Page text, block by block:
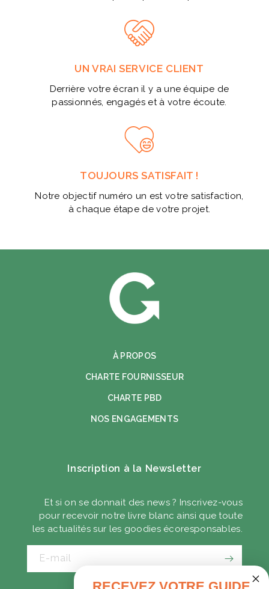
UN VRAI SERVICE CLIENT
Derrière votre écran il y a une équipe de
passionnés, engagés et à votre écoute.
TOUJOURS SATISFAIT !
Notre objectif numéro un est votre satisfaction,
à chaque étape de votre projet.
À PROPOS
CHARTE FOURNISSEUR
CHARTE PBD
NOS ENGAGEMENTS
Inscription à la Newsletter
Et si on se donnait des news ? Inscrivez-vous
pour recevoir notre livre blanc ainsi que toute
les actualités sur les goodies écoresponsables.
E-mail